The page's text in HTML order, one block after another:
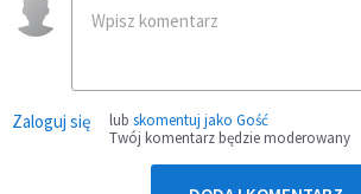
Zaloguj się lub skomentuj jako Gość
Twój komentarz będzie moderowany